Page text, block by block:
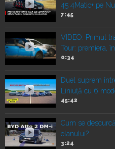
45 4Matic+ pe
7:45
VIDEO: Primul
Tour: premiera,
0:34
Duel suprem
Liniuță cu 6
45:42
Cum se
elanului?
3:24